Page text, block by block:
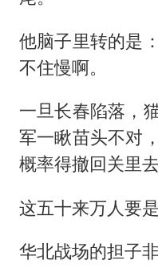
他脑子里转的是
不住慢啊。
一旦长春陷落，
军一瞅苗头不对
概率得撤回关里去
这五十来万人要
华北战场的担子